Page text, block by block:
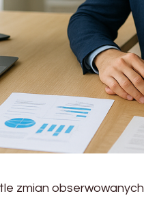
zmian